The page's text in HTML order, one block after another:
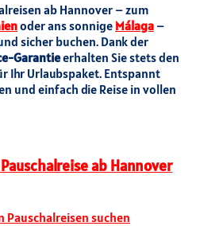
ab Hannover – zum
oder ans sonnige Málaga –
sicher buchen. Dank der
Garantieerhalten Sie stets den
Ihr Urlaubspaket. Entspannt
und einfach die Reise in vollen
ab Hannover
suchen